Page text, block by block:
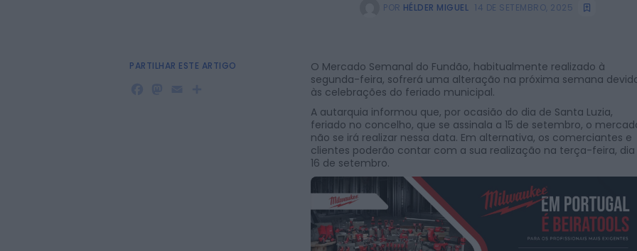
POR HÉLDER MIGUEL 14 DE SETEMBRO, 2025
O Mercado Semanal do Fundão, habitualmente realizado à
segunda-feira, sofrerá uma alteração na próxima semana
às celebrações do feriado municipal.
A autarquia informou que, por ocasião do dia de Santa Luzia,
feriado no concelho, que se assinala a 15 de setembro, o
não se irá realizar nessa data. Em alternativa, os comerciantes e
clientes poderão contar com a sua realização na terça-feira, dia
16 de setembro.
PARTILHAR ESTE ARTIGO